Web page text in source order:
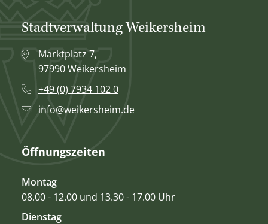
Stadtverwaltung Weikersheim
Marktplatz 7,
97990 Weikersheim
+49 (0) 7934 102 0
info@weikersheim.de
Öffnungszeiten
Montag
08.00 - 12.00 und 13.30 - 17.00 Uhr
Dienstag